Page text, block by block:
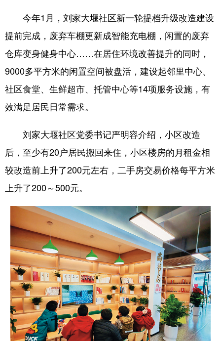
今年1月，刘家大堰社区新一轮提档升级改造建设
提前完成，废弃车棚更新成智能充电棚，闲置的废弃
仓库变身健身中心……在居住环境改善提升的同时，
9000多平方米的闲置空间被盘活，建设起邻里中心、
社区食堂、生鲜超市、托管中心等14项服务设施，有
效满足居民日常需求。
刘家大堰社区党委书记严明容介绍，小区改造
后，至少有20户居民搬回来住，小区楼房的月租金相
较改造前上升了200元左右，二手房交易价格每平方米
上升了200～500元。